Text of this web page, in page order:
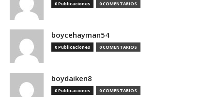
0 Publicaciones 0 COMENTARIOS
boycehayman54
0 Publicaciones 0 COMENTARIOS
boydaiken8
0 Publicaciones 0 COMENTARIOS